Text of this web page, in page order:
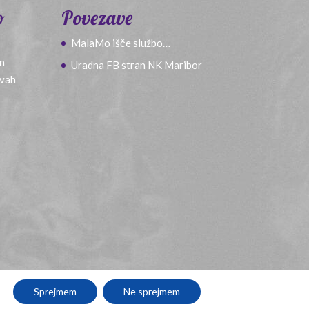
Povezave
MalaMo išče službo…
Uradna FB stran NK Maribor
Sprejmem Ne sprejmem